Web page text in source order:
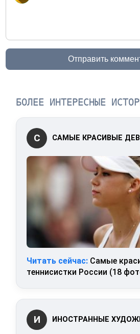
Отправить
БОЛЕЕ ИНТЕРЕСНЫЕ
С САМЫЕ КРАСИВЫЕ
Читать сейчас: Самые
теннисистки России (18
И ИНОСТРАННЫЕ